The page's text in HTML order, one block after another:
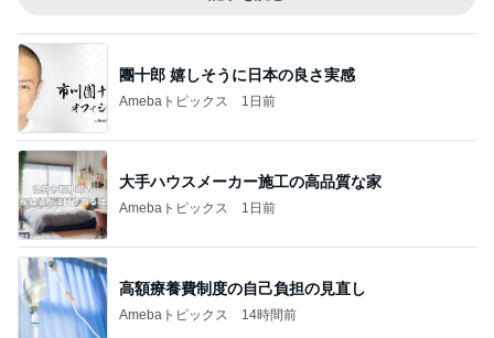
團十郎 嬉しそうに日本の良さ実感
Amebaトピックス 1日前
大手ハウスメーカー施工の高品質な家
Amebaトピックス 1日前
高額療養費制度の自己負担の見直し
Amebaトピックス 14時間前